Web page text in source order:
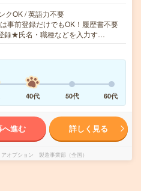
クOK / 英語力不要
事前登録だけでもOK！履歴書不要
録★氏名・職種などを入力す…
40代 50代 60代
へ進む 詳しく見る
オプション 製造事業部（全国）